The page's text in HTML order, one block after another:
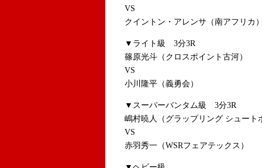
VS
クイントン・アレンサ（南アフリカ
▼ライト級 3分3R
篠原光斗（クロスポイント古河）
VS
小川隆平（義勇会）
▼スーパーバンタム級 3分3R
嶋村暁人（グラップリング シュート
VS
赤羽秀一（WSRフェアテックス）